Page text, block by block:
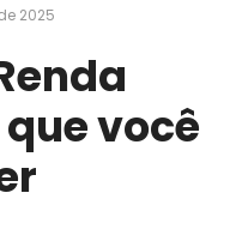
2025
você